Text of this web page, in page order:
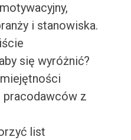
i stanowiska.
się wyróżnić?
pracodawców z
list